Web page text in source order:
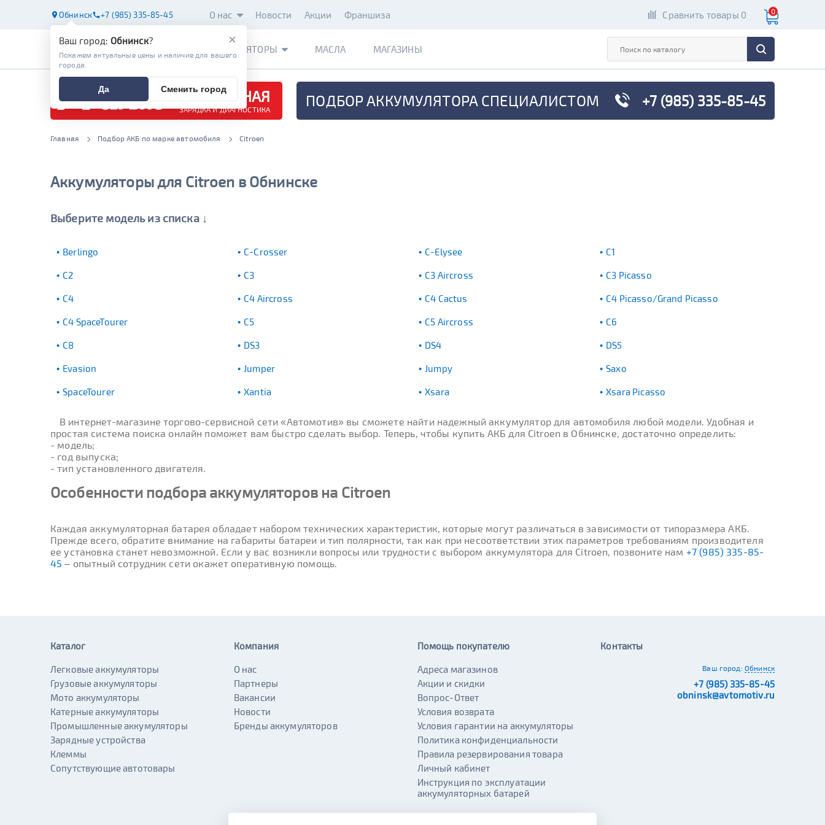
Обнинск +7 (985) 335-85-45 О нас Новости Акции Франшиза Сравнить товары 0 0
АККУМУЛЯТОРЫ МАСЛА МАГАЗИНЫ
БЕСПЛАТНАЯ
ЗАРЯДКА И ДИАГНОСТИКА ПОДБОР АККУМУЛЯТОРА СПЕЦИАЛИСТОМ +7 (985) 335-85-45
Главная Подбор АКБ по марке автомобиля Citroen
Аккумуляторы для Citroen в Обнинске
Выберите модель из списка ↓
Berlingo C-Crosser C-Elysee C1
C2 C3 C3 Aircross C3 Picasso
C4 C4 Aircross C4 Cactus C4 Picasso/Grand Picasso
C4 SpaceTourer C5 C5 Aircross C6
C8 DS3 DS4 DS5
Evasion Jumper Jumpy Saxo
SpaceTourer Xantia Xsara Xsara Picasso
В интернет-магазине торгово-сервисной сети «Автомотив» вы сможете найти надежный аккумулятор для автомобиля любой модели. Удобная и
простая система поиска онлайн поможет вам быстро сделать выбор. Теперь, чтобы купить АКБ для Citroen в Обнинске, достаточно определить:
- модель;
- год выпуска;
- тип установленного двигателя.
Особенности подбора аккумуляторов на Citroen
Каждая аккумуляторная батарея обладает набором технических характеристик, которые могут различаться в зависимости от типоразмера АКБ.
Прежде всего, обратите внимание на габариты батареи и тип полярности, так как при несоответствии этих параметров требованиям производителя
ее установка станет невозможной. Если у вас возникли вопросы или трудности с выбором аккумулятора для Citroen, позвоните нам +7 (985) 335-85-
45 – опытный сотрудник сети окажет оперативную помощь.
×
Ваш город: Обнинск?
Покажем актуальные цены и наличие для вашего
города.
Да Сменить город
Каталог
Легковые аккумуляторы
Грузовые аккумуляторы
Мото аккумуляторы
Катерные аккумуляторы
Промышленные аккумуляторы
Зарядные устройства
Клеммы
Сопутствующие автотовары
Компания
О нас
Партнеры
Вакансии
Новости
Бренды аккумуляторов
Помощь покупателю
Адреса магазинов
Акции и скидки
Вопрос-Ответ
Условия возврата
Условия гарантии на аккумуляторы
Политика конфиденциальности
Правила резервирования товара
Личный кабинет
Инструкция по эксплуатации
аккумуляторных батарей
Контакты
Ваш город: Обнинск
+7 (985) 335-85-45
obninsk@avtomotiv.ru